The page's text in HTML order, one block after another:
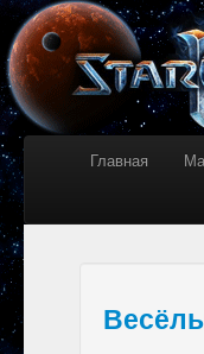
Главная